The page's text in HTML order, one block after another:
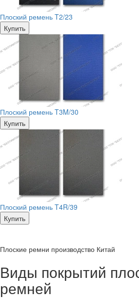
Плоский ремень T2/23
Купить
Плоский ремень T3M/30
Купить
Плоский ремень T4R/39
Купить
Плоские ремни производство Китай
Виды покрытий
ремней